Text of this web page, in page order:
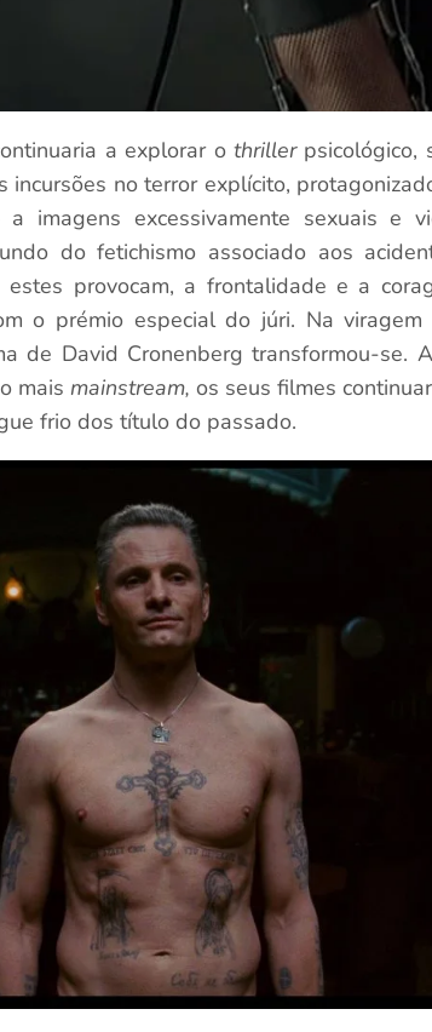
a explorar o thrillerpsicológico,
no terror explícito,
a imagens excessivamente sexuais e
do fetichismo associado aos
estes provocam, a frontalidade e a
o prémio especial do júri. Na
de David Cronenberg transformou-se.
mais mainstream, os seus filmes
frio dos título do passado.